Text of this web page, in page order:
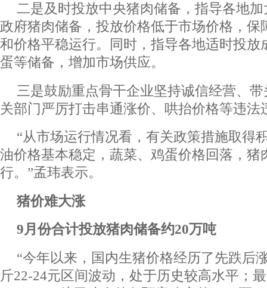
二是及时投放中央猪肉储备，指导各地
政府猪肉储备，投放价格低于市场价格，保
和价格平稳运行。同时，指导各地适时投放
蛋等储备，增加市场供应。
三是鼓励重点骨干企业坚持诚信经营、
关部门严厉打击串通涨价、哄抬价格等违法
“从市场运行情况看，有关政策措施取得
油价格基本稳定，蔬菜、鸡蛋价格回落，猪
行。”孟玮表示。
猪价难大涨
9月份合计投放猪肉储备约20万吨
“今年以来，国内生猪价格经历了先跌后
斤22-24元区间波动，处于历史较高水平；